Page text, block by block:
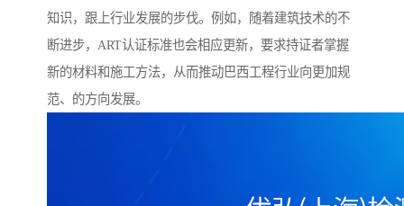
知识，跟上行业发展的步伐。例如，随着建筑技术的不
断进步，ART认证标准也会相应更新，要求持证者掌握
新的材料和施工方法，从而推动巴西工程行业向更加规
范、的方向发展。